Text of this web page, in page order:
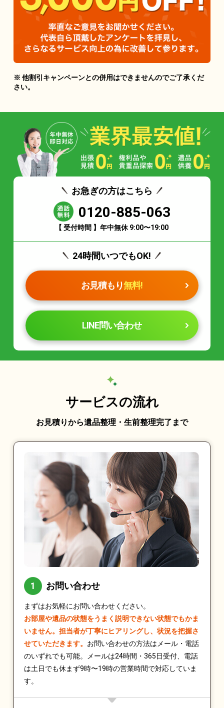
※ 他割引キャンペーンとの併用はできませんのでご了承くだ
さい。
お急ぎの方はこちら
0120-885-063
【 受付時間 】年中無休 9:00〜19:00
24時間いつでもOK!
お見積もり無料!
LINE問い合わせ
サービスの流れ
お見積りから遺品整理・生前整理完了まで
お問い合わせ
まずはお気軽にお問い合わせください。
お部屋や遺品の状態をうまく説明できない状態でもかま
いません。担当者が丁寧にヒアリングし、状況を把握さ
せていただきます。 お問い合わせの方法はメール・電話
のいずれでも可能。メールは24時間・365日受付、電話
は土日でも休まず9時〜19時の営業時間で対応していま
す。